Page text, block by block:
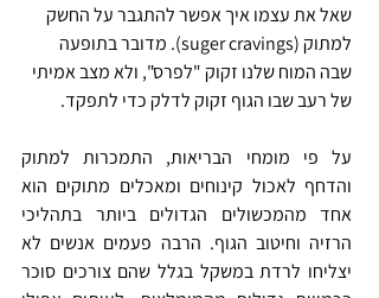
שאל את עצמו איך אפשר להתגבר על החשק
למתוק (suger cravings). מדובר בתופעה
שבה המוח שלנו זקוק "לפרס", ולא מצב אמיתי
של רעב שבו הגוף זקוק לדלק כדי לתפקד.